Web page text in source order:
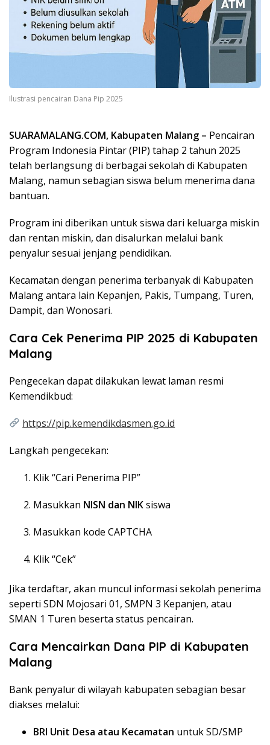
Ilustrasi pencairan Dana Pip 2025
SUARAMALANG.COM, Kabupaten Malang – Pencairan
Program Indonesia Pintar (PIP) tahap 2 tahun 2025
telah berlangsung di berbagai sekolah di Kabupaten
Malang, namun sebagian siswa belum menerima dana
bantuan.
Program ini diberikan untuk siswa dari keluarga miskin
dan rentan miskin, dan disalurkan melalui bank
penyalur sesuai jenjang pendidikan.
Kecamatan dengan penerima terbanyak di Kabupaten
Malang antara lain Kepanjen, Pakis, Tumpang, Turen,
Dampit, dan Wonosari.
Cara Cek Penerima PIP 2025 di Kabupaten
Malang
Pengecekan dapat dilakukan lewat laman resmi
Kemendikbud:
https://pip.kemendikdasmen.go.id
Langkah pengecekan:
Klik “Cari Penerima PIP”
Masukkan NISN dan NIKsiswa
Masukkan kode CAPTCHA
Klik “Cek”
Jika terdaftar, akan muncul informasi sekolah penerima
seperti SDN Mojosari 01, SMPN 3 Kepanjen, atau
SMAN 1 Turen beserta status pencairan.
Cara Mencairkan Dana PIP di Kabupaten
Malang
Bank penyalur di wilayah kabupaten sebagian besar
diakses melalui:
BRI Unit Desa atau Kecamatan untuk SD/SMP